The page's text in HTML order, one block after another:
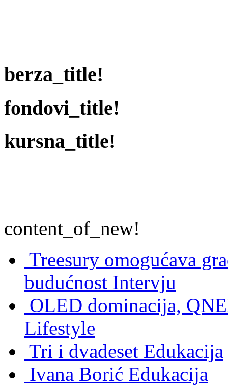
berza_title!
fondovi_title!
kursna_title!
content_of_new!
Treesury omogućava
budućnost Intervju
OLED dominacija,
Lifestyle
Tri i dvadeset Edukacija
Ivana Borić Edukacija